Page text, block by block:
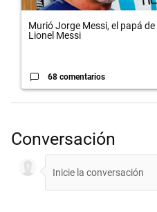
Murió Jorge Messi, el papá de
Lionel Messi
68 comentarios
Conversación